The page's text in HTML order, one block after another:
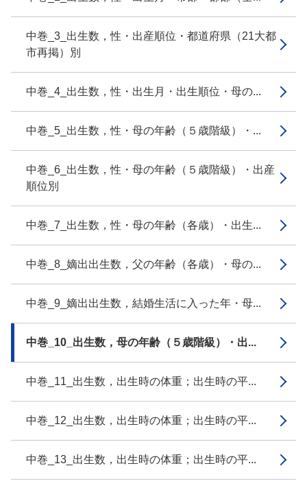
中巻_3_出生数，性・出産順位・都道府県（21大都
市再掲）別
中巻_4_出生数，性・出生月・出生順位・母の...
中巻_5_出生数，性・母の年齢（５歳階級）・...
中巻_6_出生数，性・母の年齢（５歳階級）・出産
順位別
中巻_7_出生数，性・母の年齢（各歳）・出生...
中巻_8_嫡出出生数，父の年齢（各歳）・母の...
中巻_9_嫡出出生数，結婚生活に入った年・母...
中巻_10_出生数，母の年齢（５歳階級）・出...
中巻_11_出生数，出生時の体重；出生時の平...
中巻_12_出生数，出生時の体重；出生時の平...
中巻_13_出生数，出生時の体重；出生時の平...